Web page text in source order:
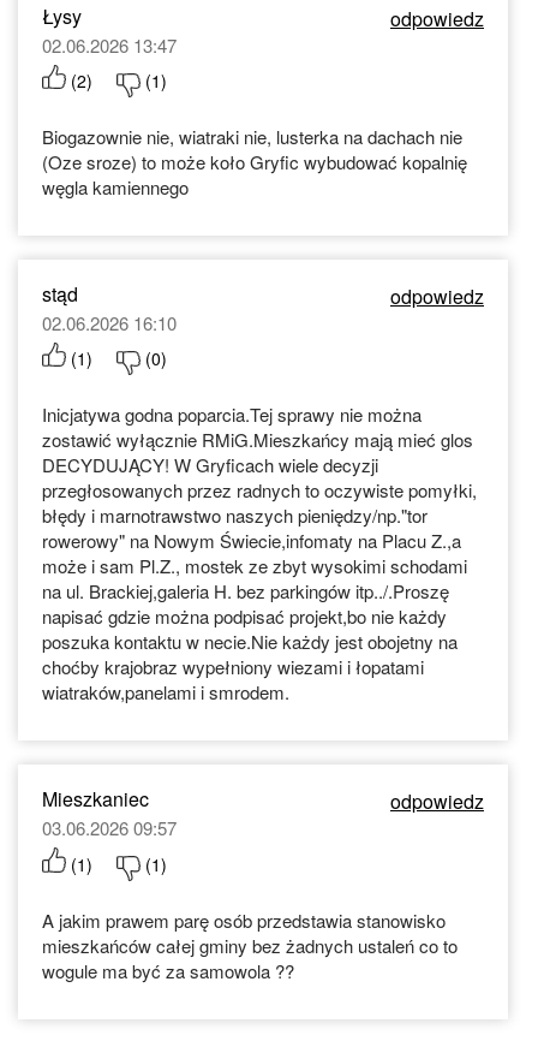
Łysy odpowiedz
02.06.2026 13:47
(2) (1)
Biogazownie nie, wiatraki nie, lusterka na dachach nie
(Oze sroze) to może koło Gryfic wybudować kopalnię
węgla kamiennego
stąd odpowiedz
02.06.2026 16:10
(1) (0)
Inicjatywa godna poparcia.Tej sprawy nie można
zostawić wyłącznie RMiG.Mieszkańcy mają mieć glos
DECYDUJĄCY! W Gryficach wiele decyzji
przegłosowanych przez radnych to oczywiste pomyłki,
błędy i marnotrawstwo naszych pieniędzy/np."tor
rowerowy" na Nowym Świecie,infomaty na Placu Z.,a
może i sam Pl.Z., mostek ze zbyt wysokimi schodami
na ul. Brackiej,galeria H. bez parkingów itp../.Proszę
napisać gdzie można podpisać projekt,bo nie każdy
poszuka kontaktu w necie.Nie każdy jest obojetny na
choćby krajobraz wypełniony wiezami i łopatami
wiatraków,panelami i smrodem.
Mieszkaniec odpowiedz
03.06.2026 09:57
(1) (1)
A jakim prawem parę osób przedstawia stanowisko
mieszkańców całej gminy bez żadnych ustaleń co to
wogule ma być za samowola ??